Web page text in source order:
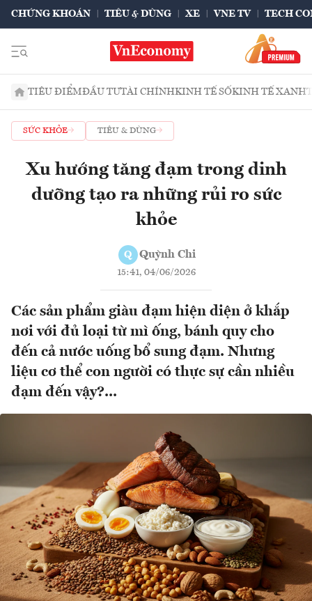
CHỨNG KHOÁN TIÊU & DÙNG XE VNE TV TECH
TIÊU ĐIỂMĐẦU TƯTÀI CHÍNHKINH TẾ SỐKINH TẾ XANH
SỨC KHỎE TIÊU & DÙNG
Xu hướng tăng đạm trong dinh
dưỡng tạo ra những rủi ro sức
khỏe
Q Quỳnh Chi
15:41, 04/06/2026
Các sản phẩm giàu đạm hiện diện ở khắp
nơi với đủ loại từ mì ống, bánh quy cho
đến cả nước uống bổ sung đạm. Nhưng
liệu cơ thể con người có thực sự cần nhiều
đạm đến vậy?...